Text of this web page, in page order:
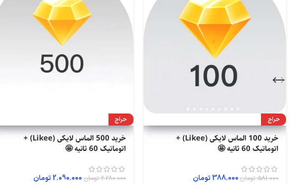
حراج
خرید 100 الماس لایکی (Likee) +
اتوماتیک 60 ثانیه 🤩
581.000 تومان 388.000تومان
حراج
خرید 500 الماس لایکی (Likee) +
اتوماتیک 60 ثانیه 🤩
2.280.000 تومان2.090.000تومان